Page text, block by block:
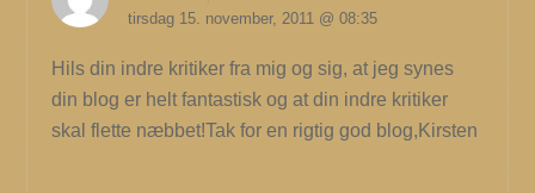
tirsdag 15. november, 2011 @ 08:35
Hils din indre kritiker fra mig og sig, at jeg synes
din blog er helt fantastisk og at din indre kritiker
skal flette næbbet!Tak for en rigtig god blog,Kirsten